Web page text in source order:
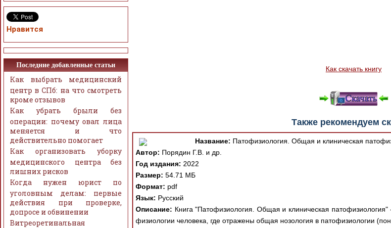
Как скачать книгу
Также рекомендуем
Название: Патофизиология. Общая и клиническая
Автор: Порядин Г.В. и др.
Год издания: 2022
Размер: 54.71 МБ
Формат: pdf
Язык: Русский
Описание: Книга "Патофизиология. Общая и клиническая патофизиология"
физиологии человека, где отражены общая нозология в патофизиологии
Нравится
Последние добавленные статьи
Как выбрать медицинский
центр в СПб: на что смотреть
кроме отзывов
Как убрать брыли без
операции: почему овал лица
меняется и что
действительно помогает
Как организовать уборку
медицинского центра без
лишних рисков
Когда нужен юрист по
уголовным делам: первые
действия при проверке,
допросе и обвинении
Витреоретинальная